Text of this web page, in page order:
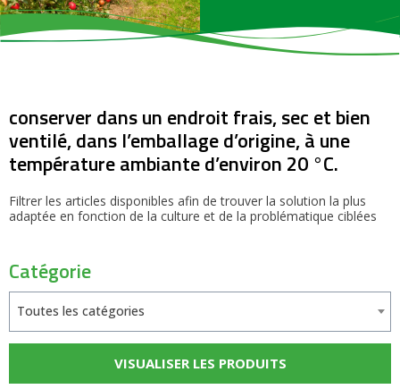
conserver dans un endroit frais, sec et bien
ventilé, dans l’emballage d’origine, à une
température ambiante d’environ 20 °C.
Filtrer les articles disponibles afin de trouver la solution la plus
adaptée en fonction de la culture et de la problématique ciblées
Catégorie
Toutes les catégories